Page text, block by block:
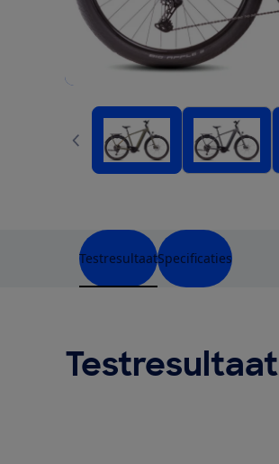
TestresultaatSpecificaties
Testresultaat